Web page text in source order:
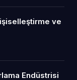
ve
Endüstrisi